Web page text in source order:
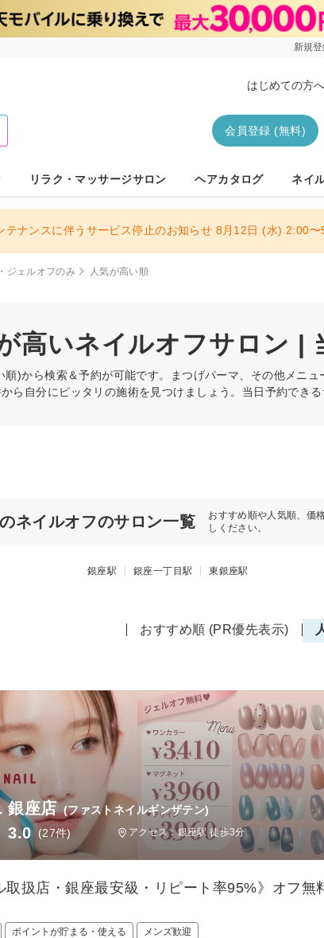
新規
はじめての方へ
会員登録 (無料)
リラク・マッサージサロン ヘアカタログ ネイ
テナンスに伴うサービス停止のお知らせ 8月12日 (水) 2:00〜
ジェルオフのみ 人気が高い順
高いネイルオフサロン |
順)から検索＆予約が可能です。まつげパーマ、その他メニ
ら自分にピッタリの施術を見つけましょう。当日予約できる
ネイルオフのサロン一覧
おすすめ順や人気順、価
しください。
銀座駅 銀座一丁目駅 東銀座駅
おすすめ順 (PR優先表示)
銀座店 (ファストネイルギンザテン)
3.0 (27件) アクセス：銀座駅 徒歩3分
取扱店・銀座最安級・リピート率95%》オフ
ポイントが貯まる・使える メンズ歓迎